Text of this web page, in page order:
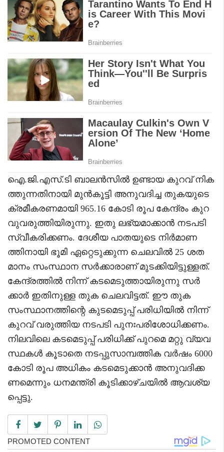
ഐ.ജി.എസ്.ടി ബാലൻസിൽ ഉണ്ടായ കുറവ് നിക
ത്തുന്നതിനായി മുൻകൂട്ടി അനുവദിച്ച തുകയുടെ
ക്രമീകരണമായി 965.16 കോടി രൂപ കേന്ദ്രം കുറ
വുവരുത്തിയിരുന്നു. ഇതു ലഭ്യമാക്കാൻ നടപടി
സ്വീകരിക്കണം. ദേശീയ പാതയുടെ നിർമാണ
ത്തിനായി ഭൂമി ഏറ്റെടുക്കുന്ന ചെലവിൽ 25 ശത
മാനം സംസ്ഥാന സർക്കാരാണ് മുടക്കിയിട്ടുള്ളത്.
കേന്ദ്രത്തിൽ നിന്ന് കടമെടുത്തായിരുന്നു സർ
ക്കാർ ഇതിനുള്ള തുക ചെലവിട്ടത്. ഈ തുക
സംസ്ഥാനത്തിന്റെ കുടമെടുപ്പ് പരിധിയിൽ നിന്ന്
കുറവ് വരുത്തിയ നടപടി പുനഃപരിശോധിക്കണം.
നിലവിലെ കടമെടുപ്പ് പരിധിക്ക് പുറമെ മറ്റു വ്യവ
സ്ഥകൾ കൂടാതെ നടപ്പുസാമ്പത്തിക വർഷം 6000
കോടി രൂപ അധികം കടമെടുക്കാൻ അനുവദിക്ക
ണമെന്നും ധനമന്ത്രി കൂടിക്കാഴ്ചയിൽ ആവശ്യ
പ്പെട്ടു.